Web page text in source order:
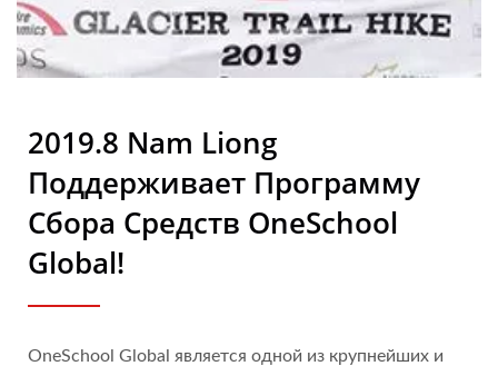
2019.8 Nam Liong
Поддерживает Программу
Сбора Средств OneSchool
Global!
OneSchool Global является одной из крупнейших и